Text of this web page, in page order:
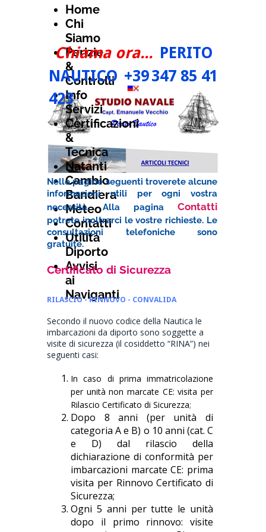
Chiama ora... PERITO
NAUTICO +39347 85 41
423
Nelle pagine seguenti troverete alcune
informazioni utili per ogni vostra
necessità. Alla pagina Contatti
potrete inoltrarci le vostre richieste. Le
consultazioni telefoniche sono
gratuite.
Home
Chi
Siamo
Perizie
&
Controlli
Info
Servizi
Certificazioni
&
Tecnica
Natanti
Cambio
Bandiera
Meteo
Contatti
Utilità
Diporto
Avvisi
ai
Naviganti
Certificato di Sicurezza
RILASCIO - RINNOVO - CONVALIDA
Secondo il nuovo codice della Nautica le
imbarcazioni da diporto sono soggette a
visite di sicurezza (il cosiddetto “RINA”) nei
seguenti casi:
In caso di prima immatricolazione
per unità non marcate CE: visita per
Rilascio Certificato di Sicurezza;
Dopo 8 anni (per unità di
categoria A e B) o 10 anni (cat. C
e D) dal rilascio della
dichiarazione di conformità per
imbarcazioni marcate CE: prima
visita per Rinnovo Certificato di
Sicurezza;
Ogni 5 anni per tutte le unità
dopo il primo rinnovo: visite